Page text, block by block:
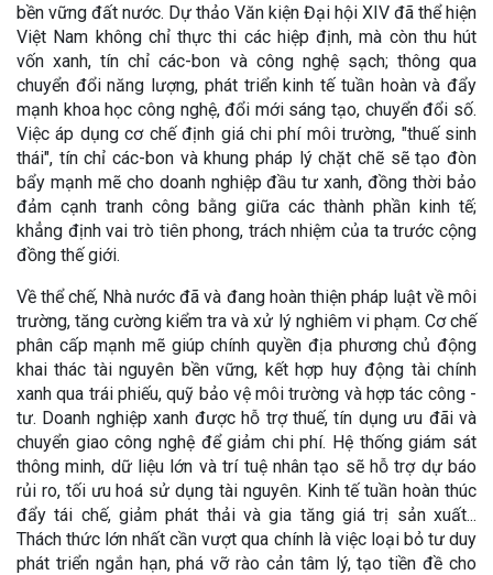
bền vững đất nước. Dự thảo Văn kiện Đại hội XIV đã thể hiện
Việt Nam không chỉ thực thi các hiệp định, mà còn thu hút
vốn xanh, tín chỉ các-bon và công nghệ sạch; thông qua
chuyển đổi năng lượng, phát triển kinh tế tuần hoàn và đẩy
mạnh khoa học công nghệ, đổi mới sáng tạo, chuyển đổi số.
Việc áp dụng cơ chế định giá chi phí môi trường, "thuế sinh
thái", tín chỉ các-bon và khung pháp lý chặt chẽ sẽ tạo đòn
bẩy mạnh mẽ cho doanh nghiệp đầu tư xanh, đồng thời bảo
đảm cạnh tranh công bằng giữa các thành phần kinh tế;
khẳng định vai trò tiên phong, trách nhiệm của ta trước cộng
đồng thế giới.
Về thể chế, Nhà nước đã và đang hoàn thiện pháp luật về môi
trường, tăng cường kiểm tra và xử lý nghiêm vi phạm. Cơ chế
phân cấp mạnh mẽ giúp chính quyền địa phương chủ động
khai thác tài nguyên bền vững, kết hợp huy động tài chính
xanh qua trái phiếu, quỹ bảo vệ môi trường và hợp tác công -
tư. Doanh nghiệp xanh được hỗ trợ thuế, tín dụng ưu đãi và
chuyển giao công nghệ để giảm chi phí. Hệ thống giám sát
thông minh, dữ liệu lớn và trí tuệ nhân tạo sẽ hỗ trợ dự báo
rủi ro, tối ưu hoá sử dụng tài nguyên. Kinh tế tuần hoàn thúc
đẩy tái chế, giảm phát thải và gia tăng giá trị sản xuất...
Thách thức lớn nhất cần vượt qua chính là việc loại bỏ tư duy
phát triển ngắn hạn, phá vỡ rào cản tâm lý, tạo tiền đề cho